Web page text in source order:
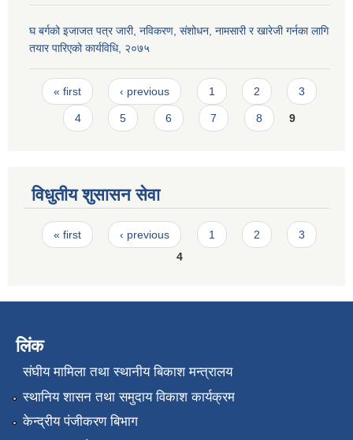
घ बर्गको इजाजत पत्र जारी, नविकरण, संशोधन, नामसारी र खारेजी गर्नका लागि
तयार पारिएको कार्यविधि, २०७५
Pages
« first ‹ previous 1 2 3
4 5 6 7 8 9
विधुतीय शुसासन सेवा
Pages
« first ‹ previous 1 2
3
4
लिंक
संघीय मामिला तथा स्थानीय बिकाश मन्त्रालय
स्थानिय शासन तथा समुदाय विकाश कार्यक्रम
केन्द्रीय पंजीकरण बिभाग